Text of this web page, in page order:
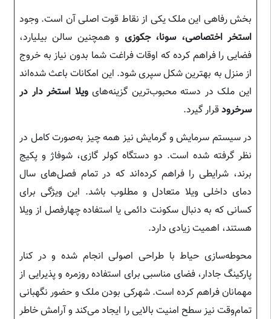
بخش رفاهی این ملک یکی از نقاط قوت اصلی آن است. وجود
استخر اختصاصی، سونا، جکوزی و همچنین سالن بیلیارد،
فضایی را فراهم کرده که اوقات فراغت شما بدون نیاز به خروج
از منزل به بهترین شکل سپری شود. این امکانات باعث شده‌اند
این ملک در دسته محبوب‌ترین گزینه‌هایویلا استخر دار در
سرخرودقرار گیرد.
در سیستم سرمایش و گرمایش نیز همه چیز به‌صورت کامل در
نظر گرفته شده است. دو دستگاه کولر گازی، شوفاژ و پکیج
برند، شرایطی را فراهم کرده‌اند که در تمام فصل‌های سال
دمای داخلی ویلا متعادل و مطلوب باشد. این ویژگی برای
کسانی که به دنبال سکونت دائمی یا استفاده چهارفصل از ویلا
هستند، اهمیت زیادی دارد.
محوطه‌سازی حیاط با طراحی اصولی انجام شده و در کنار
پارکینگ جادار، فضای مناسبی برای استفاده روزمره و پذیرایی از
مهمانان فراهم کرده است. شهرکی بودن ملک و حضور نگهبانی
تمام‌وقت نیز سطح امنیت بالایی را ایجاد می‌کند و آرامش خاطر